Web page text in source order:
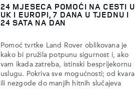
24 MJESECA POMOĆI NA CESTI U
UK I EUROPI, 7 DANA U TJEDNU I
24 SATA NA DAN
Pomoć tvrtke Land Rover oblikovana je
kako bi pružila potpunu sigurnost i, ako
vam ikada zatreba, istinski besprijekornu
uslugu. Pokriva sve mogućnosti; od kvara
ili nezgode do manjih hitnih slučajeva